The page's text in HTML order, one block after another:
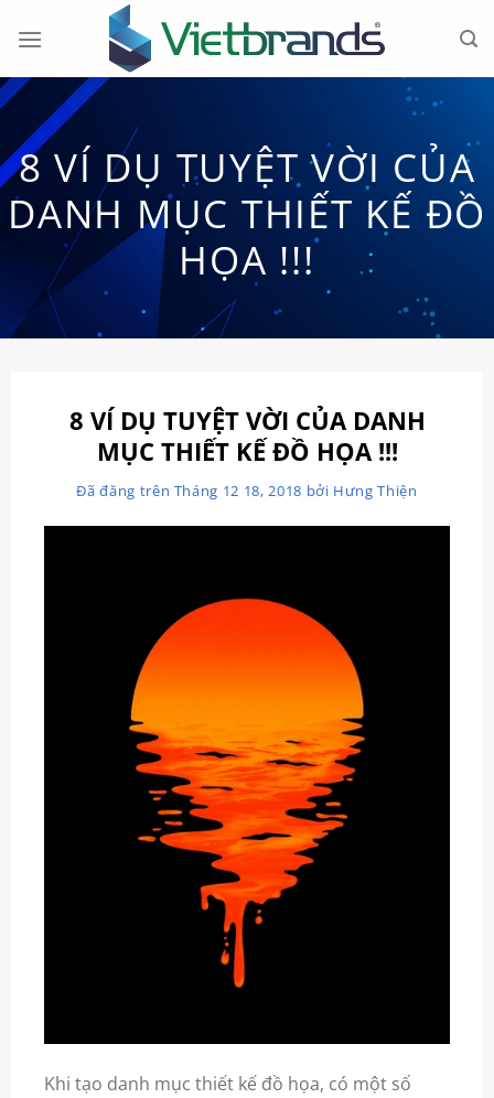
đến
dung
8 VÍ DỤ TUYỆT VỜI CỦA
DANH MỤC THIẾT KẾ ĐỒ
HỌA !!!
8 VÍ DỤ TUYỆT VỜI CỦA DANH
MỤC THIẾT KẾ ĐỒ HỌA !!!
Đã đăng trên Tháng 12 18, 2018 bởi Hưng Thiện
Khi tạo danh mục thiết kế đồ họa, có một số